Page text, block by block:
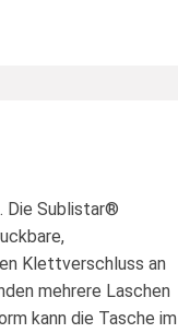
Die Sublistar®
Klettverschluss an
mehrere Laschen
kann die Tasche im